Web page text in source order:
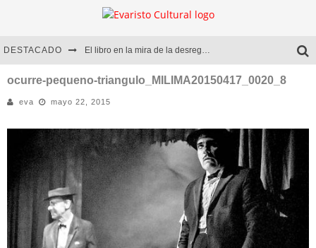
DESTACADO El libro en la mira de la desregulación
Marcelo Rubio | El llovedor
Diego Meret | Hotel Acapulco
Alejandra Correa | La nieve
ocurre-pequeno-triangulo_MILIMA20150417_0020_8
eva mayo 22, 2015